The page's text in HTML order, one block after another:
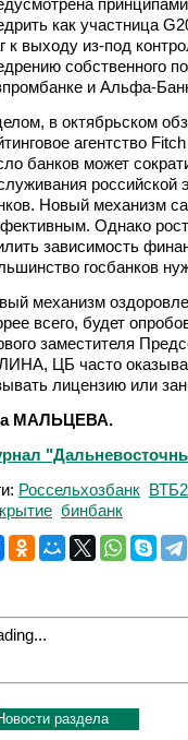
как участница
к выходу из-под
собственного
и Альфа-
в октябрьском
агентство
банков может
российской
Новый механизм
Однако
зависимость
госбанков
механизм
всего, будет
заместителя
ЦБ часто
лицензию или
МАЛЬЦЕВА.
Россельхозбанк
бинбанк
раздела